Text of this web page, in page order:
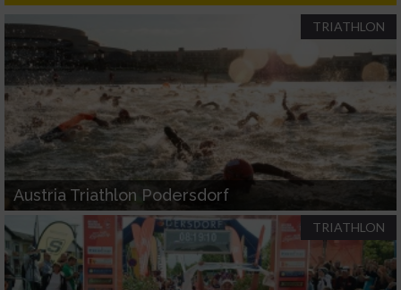
TRIATHLON
Austria Triathlon Podersdorf
TRIATHLON